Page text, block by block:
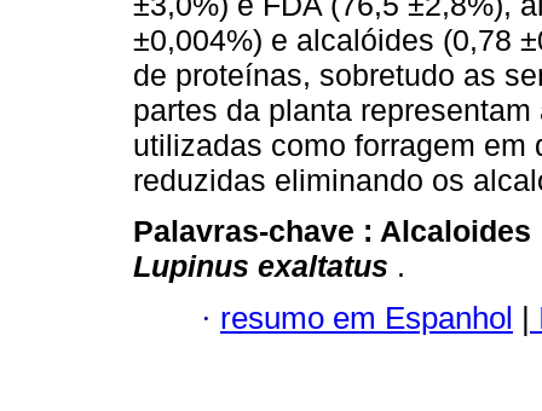
±0,004%) e alcalóides (0,78
de proteínas, sobretudo as
partes da planta
utilizadas como forragem
reduzidas eliminando os
Palavras-chave : Alcaloides
Lupinus exaltatus .
· resumo em Espanhol |